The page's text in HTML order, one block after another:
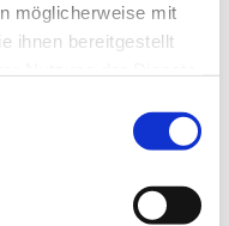
möglicherweise mit
ihnen bereitgestellt